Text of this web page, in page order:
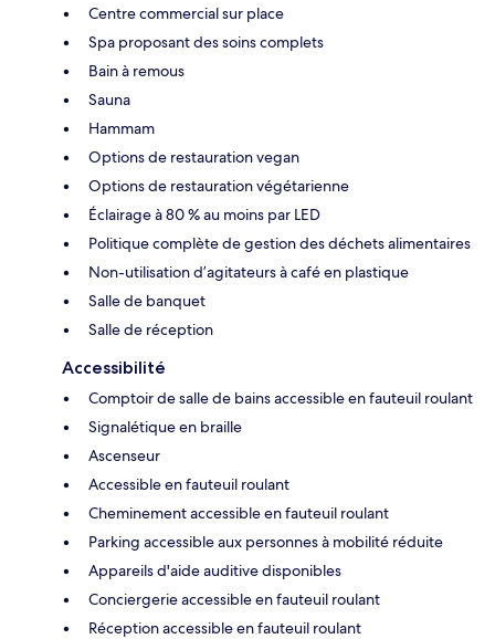
Centre commercial sur place
Spa proposant des soins complets
Bain à remous
Sauna
Hammam
Options de restauration vegan
Options de restauration végétarienne
Éclairage à 80 % au moins par LED
Politique complète de gestion des déchets alimentaires
Non-utilisation d’agitateurs à café en plastique
Salle de banquet
Salle de réception
Accessibilité
Comptoir de salle de bains accessible en fauteuil roulant
Signalétique en braille
Ascenseur
Accessible en fauteuil roulant
Cheminement accessible en fauteuil roulant
Parking accessible aux personnes à mobilité réduite
Appareils d'aide auditive disponibles
Conciergerie accessible en fauteuil roulant
Réception accessible en fauteuil roulant